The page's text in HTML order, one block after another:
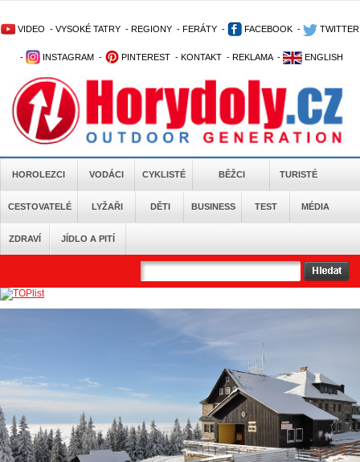
VIDEO - VYSOKÉ TATRY - REGIONY - FERÁTY - FACEBOOK - TWITTER
- INSTAGRAM - PINTEREST - KONTAKT - REKLAMA - ENGLISH
HOROLEZCI VODÁCI CYKLISTÉ BĚŽCI TURISTÉ
CESTOVATELÉ LYŽAŘI DĚTI BUSINESS TEST MÉDIA
ZDRAVÍ JÍDLO A PITÍ